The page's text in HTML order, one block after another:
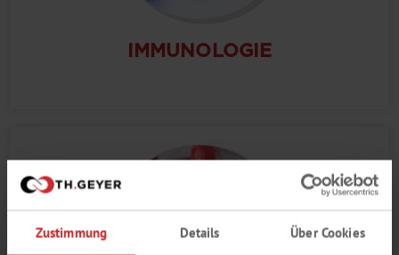
Zustimmung Details Über Cookies
IMMUNOLOGIE